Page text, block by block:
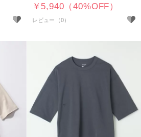
￥5,940（40%OFF）